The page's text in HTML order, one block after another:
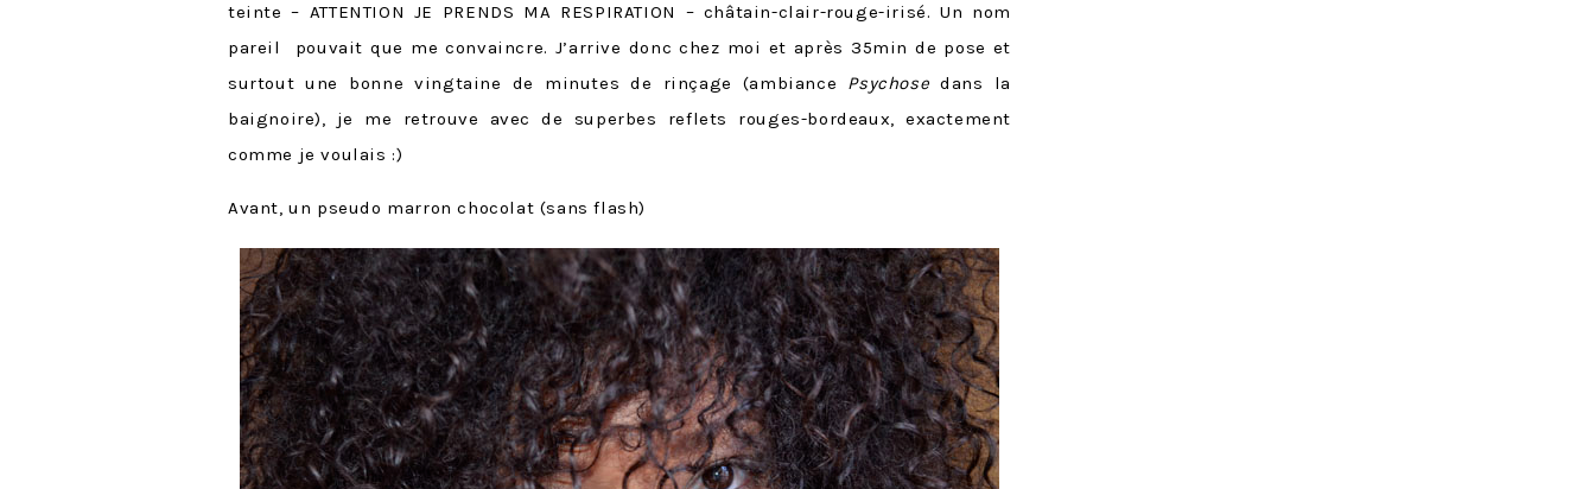
teinte – ATTENTION JE PRENDS MA RESPIRATION – châtain-clair-rouge-irisé. Un nom
pareil pouvait que me convaincre. J’arrive donc chez moi et après 35min de pose et
surtout une bonne vingtaine de minutes de rinçage (ambiance Psychose dans la
baignoire), je me retrouve avec de superbes reflets rouges-bordeaux, exactement
comme je voulais :)
Avant, un pseudo marron chocolat (sans flash)